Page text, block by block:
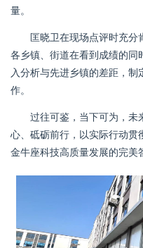
量。
匡晓卫在现场点评时充分
各乡镇、街道在看到成绩的同
入分析与先进乡镇的差距，
作。
过往可鉴，当下可为，未
心、砥砺前行，以实际行动
金牛座科技高质量发展的完美